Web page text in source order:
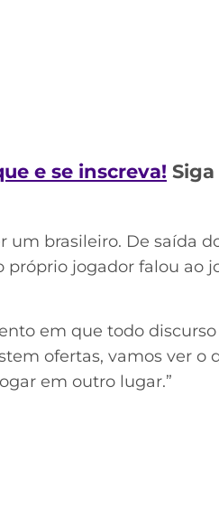
e se inscreva! Siga
um brasileiro. De saída
próprio jogador falou ao
em que todo discurso
ofertas, vamos ver o
em outro lugar.”